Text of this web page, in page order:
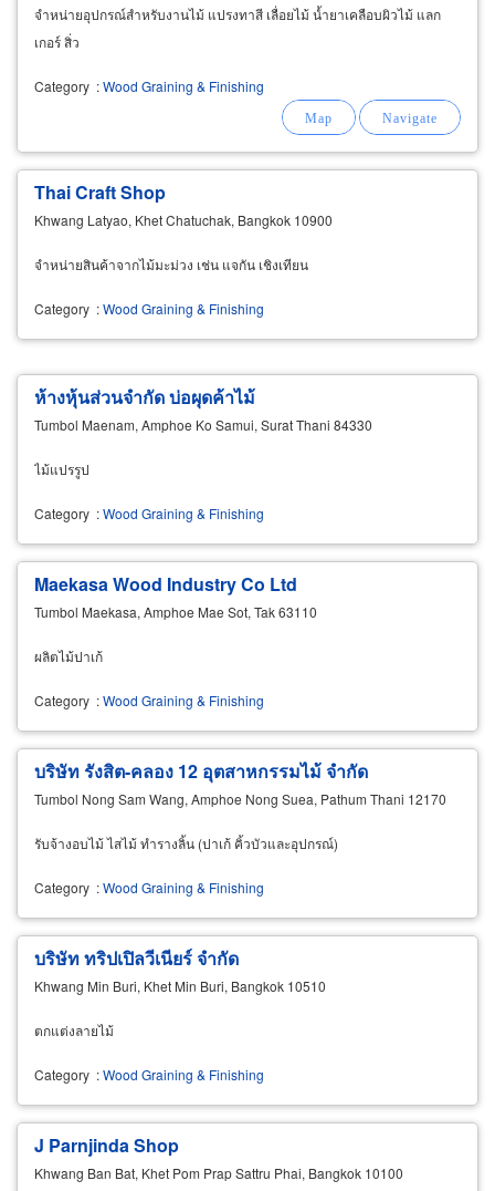
จำหน่ายอุปกรณ์สำหรับงานไม้ แปรงทาสี เลื่อยไม้ น้ำยาเคลือบผิวไม้ แลก
เกอร์ สิ่ว
Category :Wood Graining & Finishing
Thai Craft Shop
Khwang Latyao, Khet Chatuchak, Bangkok 10900
จำหน่ายสินค้าจากไม้มะม่วง เช่น แจกัน เชิงเทียน
Category :Wood Graining & Finishing
ห้างหุ้นส่วนจำกัด บ่อผุดค้าไม้
Tumbol Maenam, Amphoe Ko Samui, Surat Thani 84330
ไม้แปรรูป
Category :Wood Graining & Finishing
Maekasa Wood Industry Co Ltd
Tumbol Maekasa, Amphoe Mae Sot, Tak 63110
ผลิตไม้ปาเก้
Category :Wood Graining & Finishing
บริษัท รังสิต-คลอง 12 อุตสาหกรรมไม้ จำกัด
Tumbol Nong Sam Wang, Amphoe Nong Suea, Pathum Thani 12170
รับจ้างอบไม้ ไสไม้ ทำรางลิ้น (ปาเก้ คิ้วบัวและอุปกรณ์)
Category :Wood Graining & Finishing
บริษัท ทริปเปิลวีเนียร์ จำกัด
Khwang Min Buri, Khet Min Buri, Bangkok 10510
ตกแต่งลายไม้
Category :Wood Graining & Finishing
J Parnjinda Shop
Khwang Ban Bat, Khet Pom Prap Sattru Phai, Bangkok 10100